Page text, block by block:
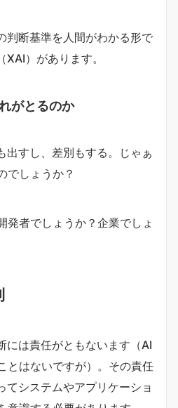
判断基準を人間がわかる形で
XAI）があります。
がとるのか
出すし、差別もする。じゃぁ
でしょうか？
発者でしょうか？企業でしょ
には責任がともないます（AI
とはないですが）。その責任
てシステムやアプリケーショ